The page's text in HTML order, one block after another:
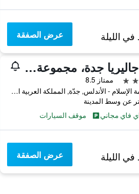
الليلة عرض الصفقة
فندق جاليريا جدة، مجموعة كوريو كولكشن باي هيلتون
ممتاز 8.5
3131 رحمة الإسلام - الأندلس, جدّة, المملكة العربية السعودية
فاي مجاني
موقف السيارات
الليلة عرض الصفقة